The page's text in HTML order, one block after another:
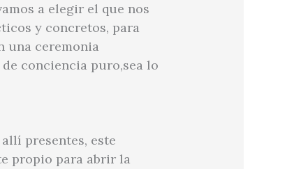
a elegir el que nos
y concretos, para
una ceremonia
conciencia puro,sea lo
presentes, este
propio para abrir la